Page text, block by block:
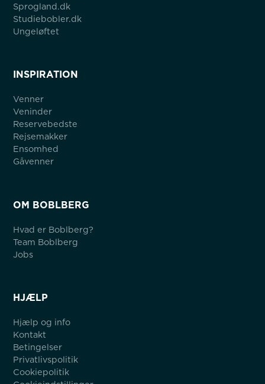
Sprogland.dk
Studiebobler.dk
Ungeløftet
INSPIRATION
Venner
Veninder
Reservebedste
Rejsemakker
Ensomhed
Gåvenner
OM BOBLBERG
Hvad er Boblberg?
Team Boblberg
Jobs
HJÆLP
Hjælp og info
Kontakt
Betingelser
Privatlivspolitik
Cookiepolitik